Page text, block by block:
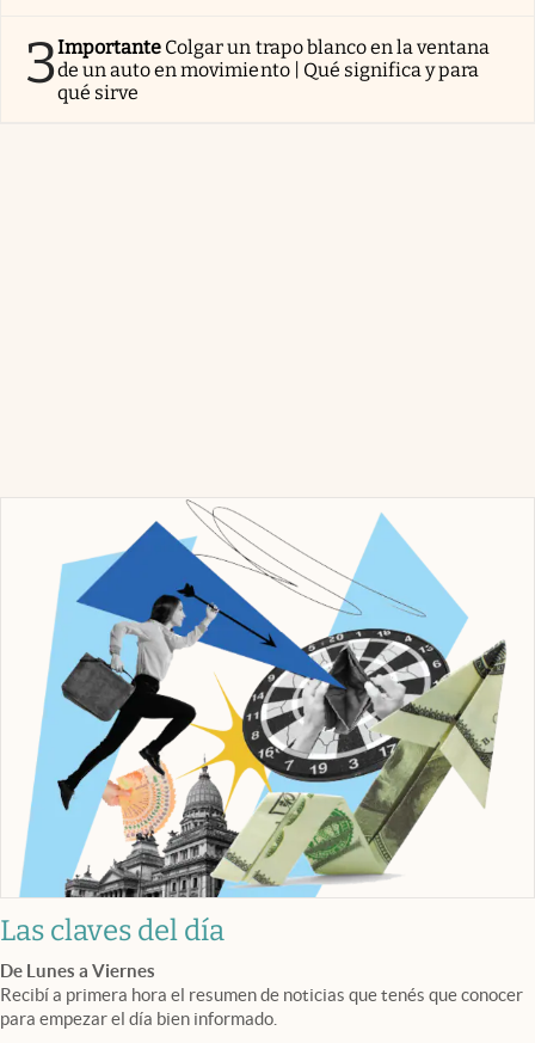
3Importante Colgar un trapo blanco en la ventana
de un auto en movimiento | Qué significa y para
qué sirve
Las claves del día
De Lunes a Viernes
Recibí a primera hora el resumen de noticias que tenés que conocer
para empezar el día bien informado.